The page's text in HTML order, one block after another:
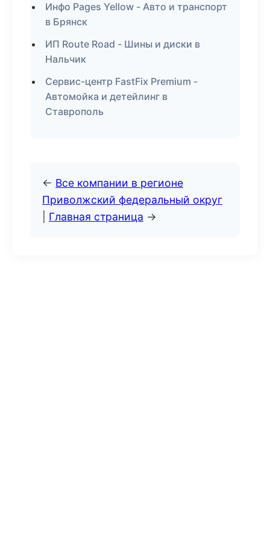
Инфо Pages Yellow - Авто и транспорт
в Брянск
ИП Route Road - Шины и диски в
Нальчик
Сервис-центр FastFix Premium -
Автомойка и детейлинг в
Ставрополь
← Все компании в регионе
Приволжский федеральный округ
Главная страница →